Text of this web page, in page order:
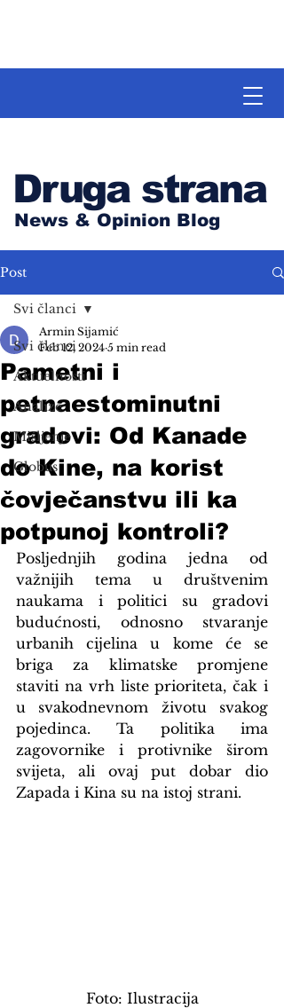
Druga strana
News & Opinion Blog
Post
Svi članci
Aktuelnosti
Analize
Mišljenje
Globus
Svi članci
Pametni i
petnaestominutni
gradovi: Od Kanade
do Kine, na korist
čovječanstvu ili ka
potpunoj kontroli?
Armin Sijamić
Feb 12, 2024 5 min read
Posljednjih godina jedna od
važnijih tema u društvenim
naukama i politici su gradovi
budućnosti, odnosno stvaranje
urbanih cijelina u kome će se
briga za klimatske promjene
staviti na vrh liste prioriteta, čak i
u svakodnevnom životu svakog
pojedinca. Ta politika ima
zagovornike i protivnike širom
svijeta, ali ovaj put dobar dio
Zapada i Kina su na istoj strani.
Foto: Ilustracija